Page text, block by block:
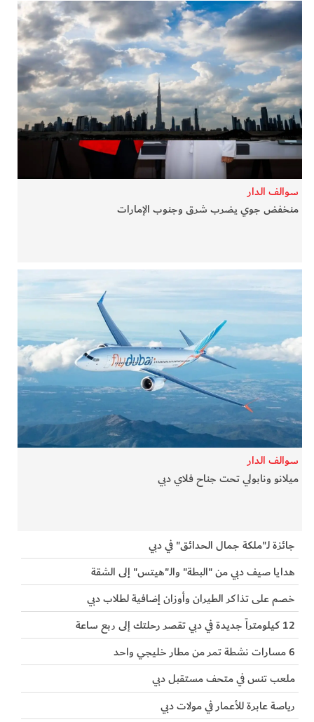
سوالف الدار
منخفض جوي يضرب شرق وجنوب الإمارات
سوالف الدار
ميلانو ونابولي تحت جناح فلاي دبي
جائزة لـ"ملكة جمال الحدائق" في دبي
هدايا صيف دبي من "البطة" والـ"هيتس" إلى الشقة
خصم على تذاكر الطيران وأوزان إضافية لطلاب دبي
12 كيلومتراً جديدة في دبي تقصر رحلتك إلى ربع ساعة
6 مسارات نشطة تمر من مطار خليجي واحد
ملعب تنس في متحف مستقبل دبي
رياصة عابرة للأعمار في مولات دبي